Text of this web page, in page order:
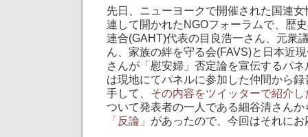
先日、ニューヨークで開催された国連
連して開かれたNGOフォーラムで、歴
連合(GAHT)代表の目良浩一さん、元衆
ん、家族の絆を守る会(FAVS)と日本近
さんが「慰安婦」否定論を宣伝するパ
は現地にてパネルに参加した仲間から
手して、 その内容をツイッターで紹介し
ついて発表者の一人である細谷清さん
「反論」 があったので、今回はそれにお